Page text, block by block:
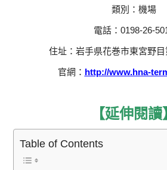
類別：機場
電話：0198-26-
住址：岩手県花巻市東宮野目
官網： http://www.hna-
【延伸閱讀
Table of Contents